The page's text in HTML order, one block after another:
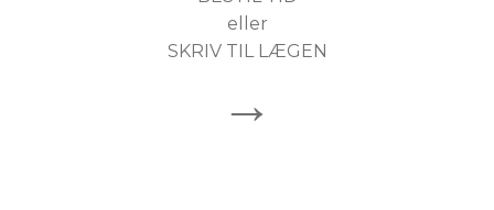
eller
SKRIV TIL LÆGEN
→